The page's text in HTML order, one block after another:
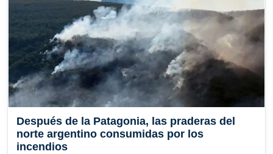
Después de la Patagonia, las praderas del
norte argentino consumidas por los
incendios